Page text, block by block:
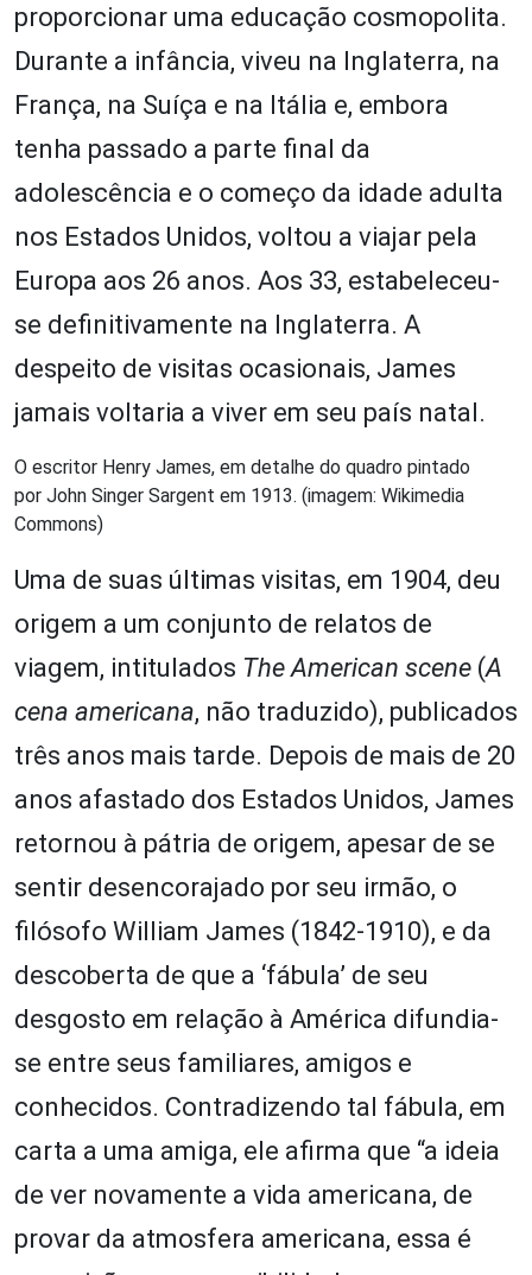
proporcionar uma educação cosmopolita.
Durante a infância, viveu na Inglaterra, na
França, na Suíça e na Itália e, embora
tenha passado a parte final da
adolescência e o começo da idade adulta
nos Estados Unidos, voltou a viajar pela
Europa aos 26 anos. Aos 33, estabeleceu-
se definitivamente na Inglaterra. A
despeito de visitas ocasionais, James
jamais voltaria a viver em seu país natal.
O escritor Henry James, em detalhe do quadro pintado
por John Singer Sargent em 1913. (imagem: Wikimedia
Commons)
Uma de suas últimas visitas, em 1904, deu
origem a um conjunto de relatos de
viagem, intitulados The American scene (A
cena americana, não traduzido), publicados
três anos mais tarde. Depois de mais de 20
anos afastado dos Estados Unidos, James
retornou à pátria de origem, apesar de se
sentir desencorajado por seu irmão, o
filósofo William James (1842-1910), e da
descoberta de que a ‘fábula’ de seu
desgosto em relação à América difundia-
se entre seus familiares, amigos e
conhecidos. Contradizendo tal fábula, em
carta a uma amiga, ele afirma que “a ideia
de ver novamente a vida americana, de
provar da atmosfera americana, essa é